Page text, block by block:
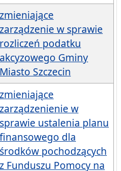
zmieniające
zarządzenie w sprawie
rozliczeń podatku
akcyzowego Gminy
Miasto Szczecin
zmieniające
zarządzenienie w
sprawie ustalenia planu
finansowego dla
środków pochodzących
z Funduszu Pomocy na